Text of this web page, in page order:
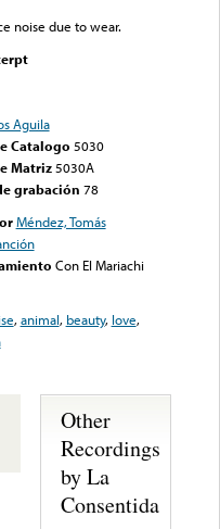
noise due to wear.
Aguila
Catalogo 5030
Matriz 5030A
grabación 78
Méndez, Tomás
Con El Mariachi
,animal, beauty, love,
Other
Recordings
by La
Consentida